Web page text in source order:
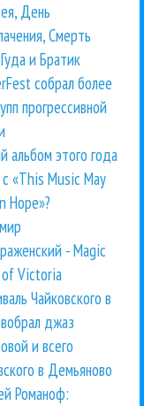
День
Смерть
и Братик
собрал более
прогрессивной
альбом этого года
«This Music May
Hope»?
- Magic
of Victoria
Чайковского в
джаз
и всего
в Демьяново
Романоф: